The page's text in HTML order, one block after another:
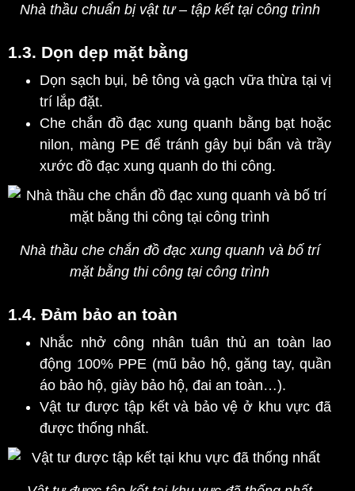
Nhà thầu chuẩn bị vật tư – tập kết tại công trình
1.3. Dọn dẹp mặt bằng
Dọn sạch bụi, bê tông và gạch vữa thừa tại vị
trí lắp đặt.
Che chắn đồ đạc xung quanh bằng bạt hoặc
nilon, màng PE để tránh gây bụi bẩn và trầy
xước đồ đạc xung quanh do thi công.
Nhà thầu che chắn đồ đạc xung quanh và bố trí
mặt bằng thi công tại công trình
1.4. Đảm bảo an toàn
Nhắc nhở công nhân tuân thủ an toàn lao
động 100% PPE (mũ bảo hộ, găng tay, quần
áo bảo hộ, giày bảo hộ, đai an toàn…).
Vật tư được tập kết và bảo vệ ở khu vực đã
được thống nhất.